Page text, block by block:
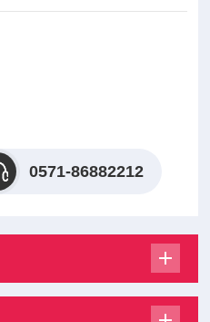
；-40℃~+100℃（外置）
0571-86882212